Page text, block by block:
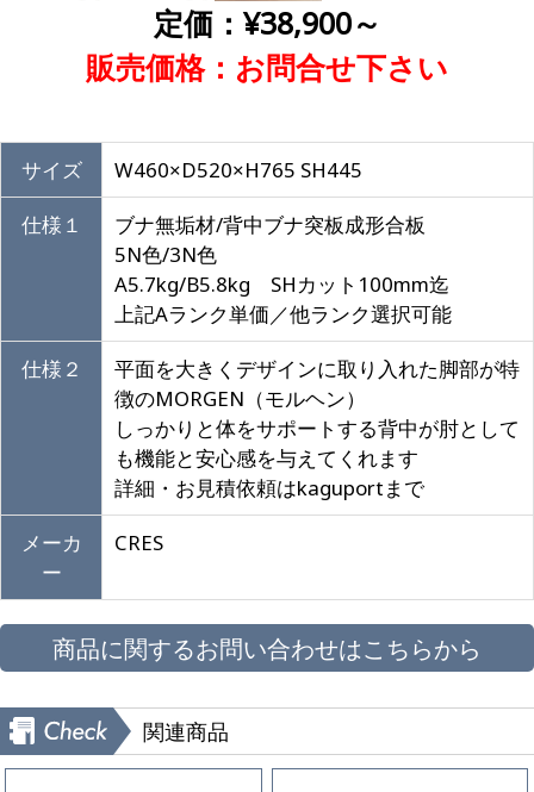
定価：¥38,900～
販売価格：お問合せ下さい
サイズ
W460×D520×H765 SH445
仕様１
ブナ無垢材/背中ブナ突板成形合板
5N色/3N色
A5.7kg/B5.8kg SHカット100mm迄
上記Aランク単価／他ランク選択可能
仕様２
平面を大きくデザインに取り入れた脚部が特
徴のMORGEN（モルヘン）
しっかりと体をサポートする背中が肘として
も機能と安心感を与えてくれます
詳細・お見積依頼はkaguportまで
メーカ
ー
CRES
商品に関するお問い合わせはこちらから
関連商品